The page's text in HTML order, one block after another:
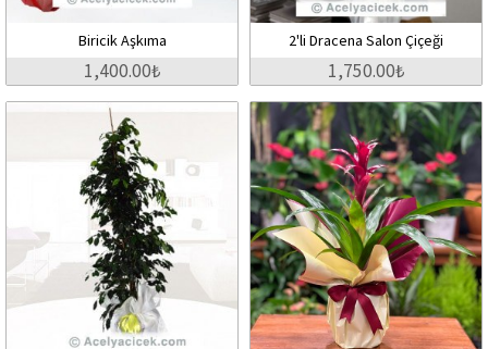
Biricik Aşkıma
1,400.00₺
2'li Dracena Salon Çiçeği
1,750.00₺